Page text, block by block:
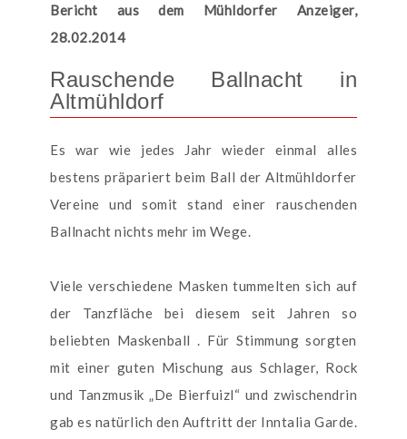
Bericht aus dem Mühldorfer Anzeiger,
28.02.2014
Rauschende Ballnacht in
Altmühldorf
Es war wie jedes Jahr wieder einmal alles
bestens präpariert beim Ball der Altmühldorfer
Vereine und somit stand einer rauschenden
Ballnacht nichts mehr im Wege.
Viele verschiedene Masken tummelten sich auf
der Tanzfläche bei diesem seit Jahren so
beliebten Maskenball . Für Stimmung sorgten
mit einer guten Mischung aus Schlager, Rock
und Tanzmusik „De Bierfuizl“ und zwischendrin
gab es natürlich den Auftritt der Inntalia Garde.